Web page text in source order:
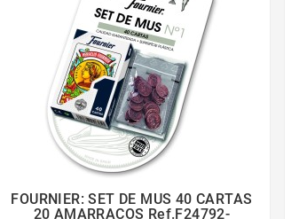
   
FOURNIER: SET DE MUS 40 CARTAS
20 AMARRACOS Ref.F24792-